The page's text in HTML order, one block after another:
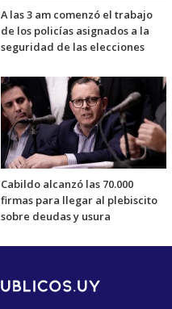
A las 3 am comenzó el trabajo
de los policías asignados a la
seguridad de las elecciones
Cabildo alcanzó las 70.000
firmas para llegar al plebiscito
sobre deudas y usura